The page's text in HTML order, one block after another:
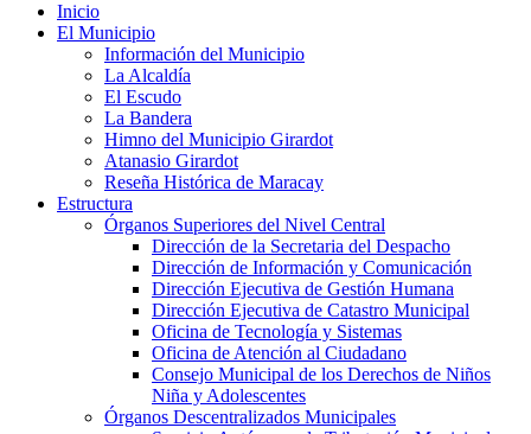
Inicio
El Municipio
Información del Municipio
La Alcaldía
El Escudo
La Bandera
Himno del Municipio Girardot
Atanasio Girardot
Reseña Histórica de Maracay
Estructura
Órganos Superiores del Nivel Central
Dirección de la Secretaria del Despacho
Dirección de Información y Comunicación
Dirección Ejecutiva de Gestión Humana
Dirección Ejecutiva de Catastro Municipal
Oficina de Tecnología y Sistemas
Oficina de Atención al Ciudadano
Consejo Municipal de los Derechos de Niños
Niña y Adolescentes
Órganos Descentralizados Municipales